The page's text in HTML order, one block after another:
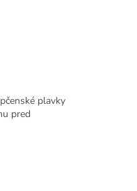
plavky
pred